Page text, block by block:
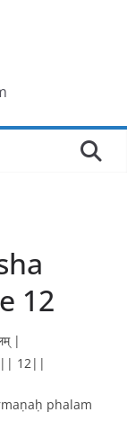
12
|
|| 12||
phalam